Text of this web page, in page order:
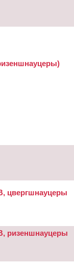
цвергшнауцеры
ризеншнауцеры